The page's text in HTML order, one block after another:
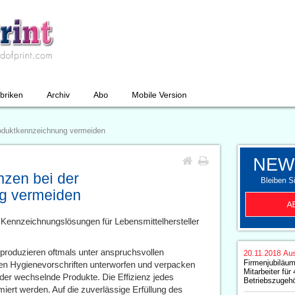
Archiv Abo Mobile Version
vermeiden
bei der
vermeiden
für Lebensmittelhersteller
oftmals unter anspruchsvollen
Hygienevorschriften unterworfen und verpacken
wechselnde Produkte. Die Effizienz jedes
werden. Auf die zuverlässige Erfüllung des
Bleiben
20.11.2018
Mitarbeiter für